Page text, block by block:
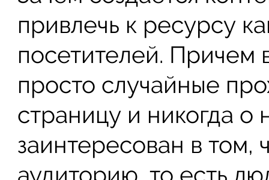
привлечь к ресурсу
посетителей. Причем
просто случайные
страницу и никогда о
заинтересован в том,